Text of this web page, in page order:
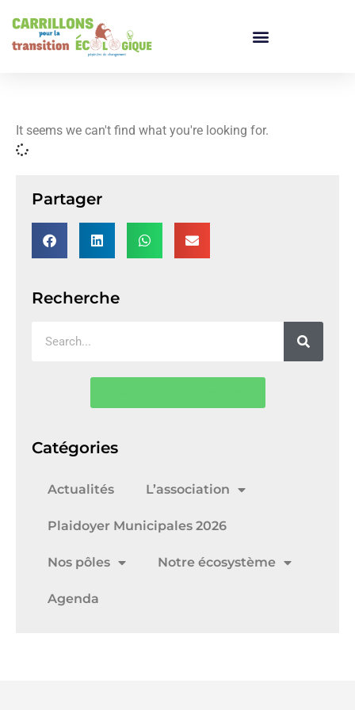
It seems we can't find what you're looking for.
Partager
Recherche
Catégories
Actualités L’association
Plaidoyer Municipales 2026
Nos pôles Notre écosystème
Agenda